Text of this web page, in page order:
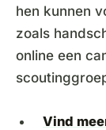
hen kunnen
zoals
online een
Vind